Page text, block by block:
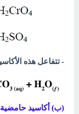
- تتفاعل هذه
(ب) أكاسيد حامضية